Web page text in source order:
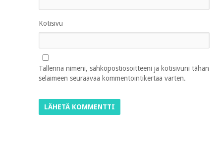
Kotisivu
Tallenna nimeni, sähköpostiosoitteeni ja kotisivuni tähän
selaimeen seuraavaa kommentointikertaa varten.